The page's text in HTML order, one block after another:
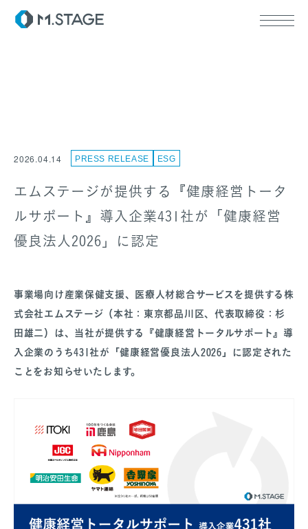
会社情報
SERVICE TOP
ウェルビーイング
医療人材
RECRUIT
SANPO NAVI
プライバシーポリシー
情報セキュリティに関する方針
医療人材事業許可内容について
フリーランスの皆様へ
2026.04.14 PRESS RELEASE ESG
エムステージが提供する『健康経営トータ
ルサポート』導入企業431社が「健康経営
優良法人2026」に認定
事業場向け産業保健支援、医療人材総合サービスを提供する株
式会社エムステージ（本社：東京都品川区、代表取締役：杉
田雄二）は、当社が提供する『健康経営トータルサポート』導
入企業のうち431社が「健康経営優良法人2026」に認定された
ことをお知らせいたします。